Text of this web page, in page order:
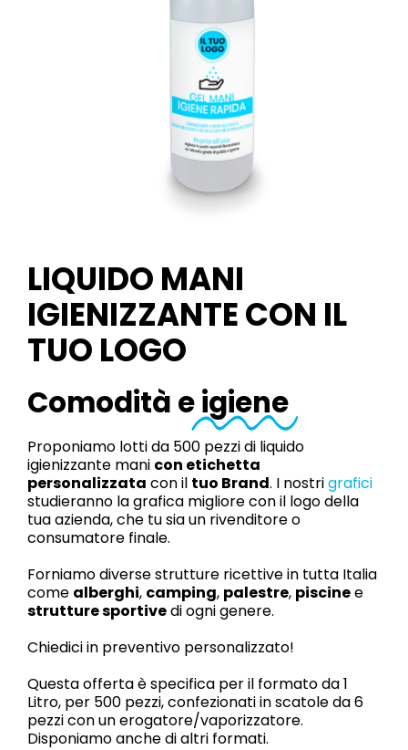
LIQUIDO MANI
IGIENIZZANTE CON IL
TUO LOGO
Comodità eigiene
Proponiamo lotti da 500 pezzi di liquido
igienizzante mani con etichetta
personalizzata con il tuo Brand. I nostrigrafici
studieranno la grafica migliore con il logo della
tua azienda, che tu sia un rivenditore o
consumatore finale.
Forniamo diverse strutture ricettive in tutta Italia
come alberghi, camping, palestre, piscinee
strutture sportivedi ogni genere.
Chiedici in preventivo personalizzato!
Questa offerta è specifica per il formato da 1
Litro, per 500 pezzi, confezionati in scatole da 6
pezzi con un erogatore/vaporizzatore.
Disponiamo anche di altri formati.